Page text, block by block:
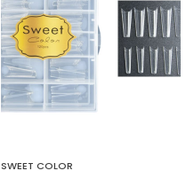
SWEET COLOR